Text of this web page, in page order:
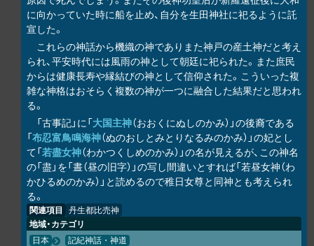
に向かっていた時に船を止め、自分を生田神社に祀るように託
宣した。
これらの神話から機織の神でありまた神戸の産土神だと考え
られ、平安時代には風雨の神として朝廷に祀られた。また庶民
からは健康長寿や縁結びの神として信仰された。こういった複
雑な神格はおそらく複数の神が一つに融合した結果だと思われ
る。
「古事記」に「大国主神（おおくにぬしのかみ）」の後裔である
「布忍富鳥鳴海神（ぬのおしとみとりなるみのかみ）」の妃とし
て「若盡女神（わかつくしめのかみ）」の名が見えるが、この神名
の「盡」を「晝（昼の旧字）」の写し間違いとすれば「若昼女神（わ
かひるめのかみ）」と読めるので稚日女尊と同神とも考えられ
る。
関連項目 丹生都比売神
地域・カテゴリ
日本 記紀神話・神道